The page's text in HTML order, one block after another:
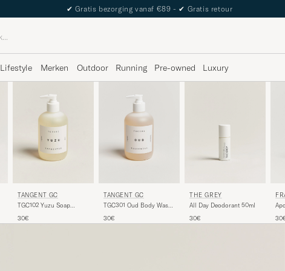
The Care of Carl Passport
Lifestyle Merken Outdoor Running Pre-owned Luxury
TANGENT GC
TGC102 Yuzu Soap
30€
TANGENT GC
TGC301 Oud Body Wash
30€
THE GREY
All Day Deodorant 50ml
30€